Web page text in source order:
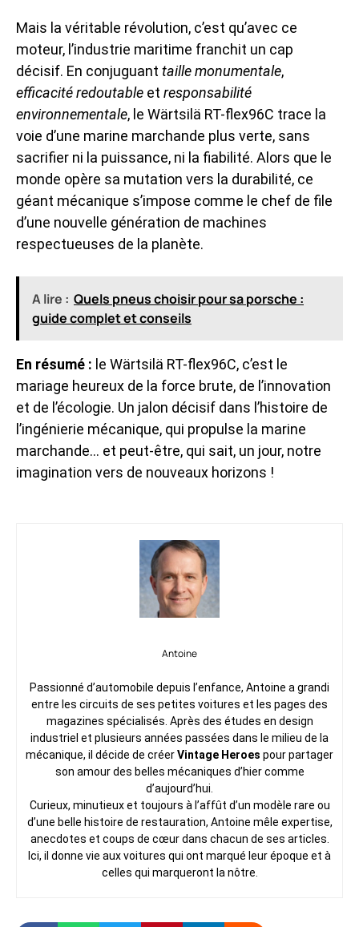
Mais la véritable révolution, c’est qu’avec ce
moteur, l’industrie maritime franchit un cap
décisif. En conjuguant taille monumentale,
efficacité redoutable et responsabilité
environnementale, le Wärtsilä RT-flex96C trace la
voie d’une marine marchande plus verte, sans
sacrifier ni la puissance, ni la fiabilité. Alors que le
monde opère sa mutation vers la durabilité, ce
géant mécanique s’impose comme le chef de file
d’une nouvelle génération de machines
respectueuses de la planète.
A lire : Quels pneus choisir pour sa porsche :
guide complet et conseils
En résumé : le Wärtsilä RT-flex96C, c’est le
mariage heureux de la force brute, de l’innovation
et de l’écologie. Un jalon décisif dans l’histoire de
l’ingénierie mécanique, qui propulse la marine
marchande… et peut-être, qui sait, un jour, notre
imagination vers de nouveaux horizons !
Antoine
Passionné d’automobile depuis l’enfance, Antoine a grandi
entre les circuits de ses petites voitures et les pages des
magazines spécialisés. Après des études en design
industriel et plusieurs années passées dans le milieu de la
mécanique, il décide de créerVintage Heroes pour partager
son amour des belles mécaniques d’hier comme
d’aujourd’hui.
Curieux, minutieux et toujours à l’affût d’un modèle rare ou
d’une belle histoire de restauration, Antoine mêle expertise,
anecdotes et coups de cœur dans chacun de ses articles.
Ici, il donne vie aux voitures qui ont marqué leur époque et à
celles qui marqueront la nôtre.